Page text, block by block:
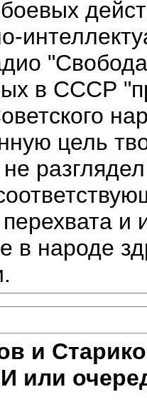
в СССР
цель
и
в народе
и
или